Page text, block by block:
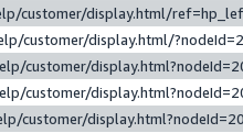
customer/display.html/
customer/display.html/
customer/
customer/
customer/